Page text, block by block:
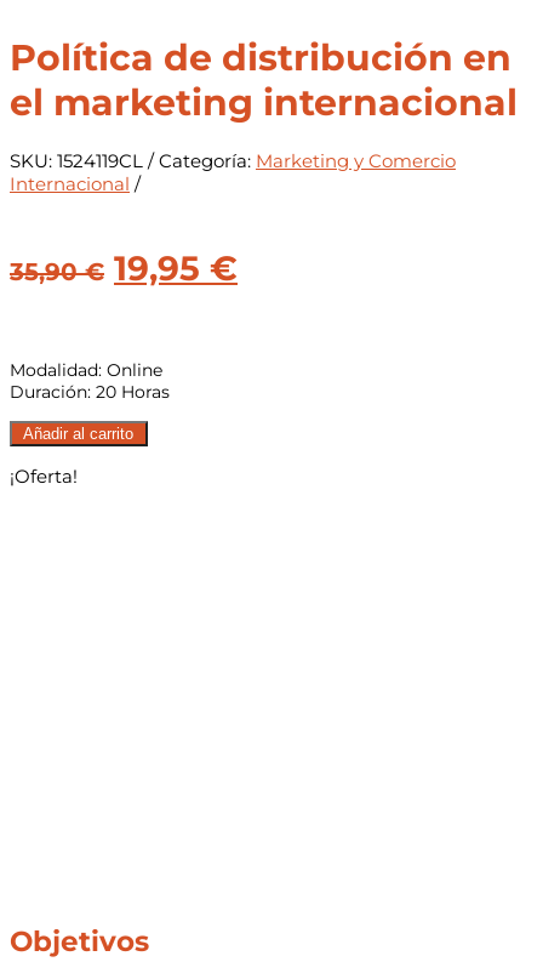
Política de distribución en
el marketing internacional
SKU: 1524119CL Categoría: Marketing y Comercio
Internacional
35,90€ El
era:
35,90 €.
19,95 €
Modalidad: Online
Duración: 20 Horas
Política
distribución
Añadir al carrito
¡Oferta!
Objetivos